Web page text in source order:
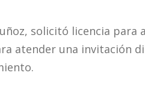
solicitó licencia para
atender una invitación